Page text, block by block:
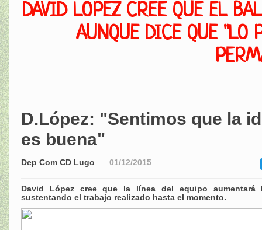
DAVID LÓPEZ CREE QUE EL
AUNQUE DICE QUE "LO
D.López: "Sentimos que la
es buena"
Dep Com CD Lugo 01/12/2015
David López cree que la línea del equipo aumentará
sustentando el trabajo realizado hasta el momento.